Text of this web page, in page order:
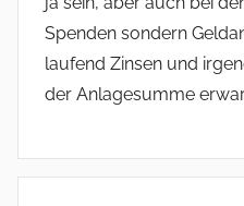
g
a
i
Spenden sondern
laufend Zinsen und
der Anlagesumme